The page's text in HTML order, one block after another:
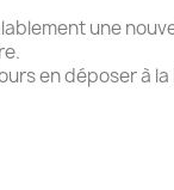
une
en déposer à